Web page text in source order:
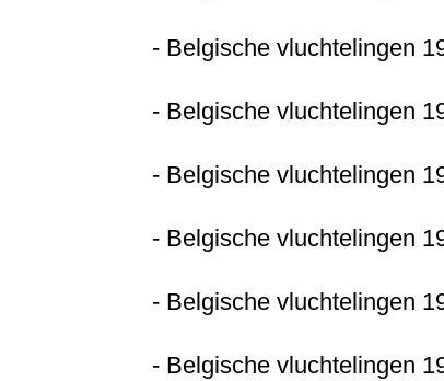
- Belgische vluchtelingen
- Belgische vluchtelingen
- Belgische vluchtelingen
- Belgische vluchtelingen
- Belgische vluchtelingen
- Belgische vluchtelingen